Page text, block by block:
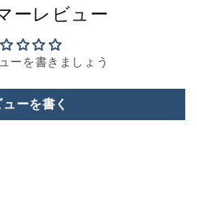
ーレビュー
ーを書きましょう
ーを書く